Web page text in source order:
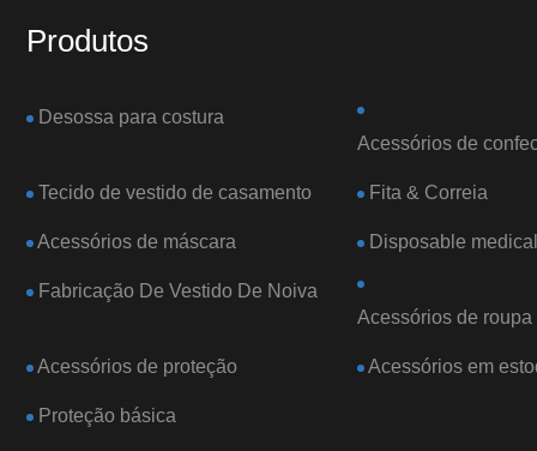
Produtos
Desossa para costura
Acessórios de
Tecido de vestido de casamento Fita & Correia
Acessórios de máscara Disposable
Fabricação De Vestido De Noiva
Acessórios de
Acessórios de proteção Acessórios em
Proteção básica